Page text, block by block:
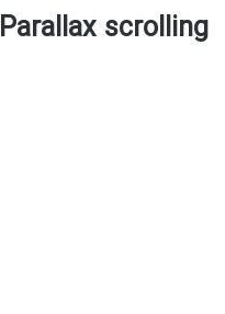
Parallax scrolling